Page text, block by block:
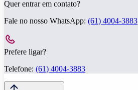
Quer entrar em contato?
Fale no nosso WhatsApp: (61) 4004-3883
Prefere ligar?
Telefone: (61) 4004-3883